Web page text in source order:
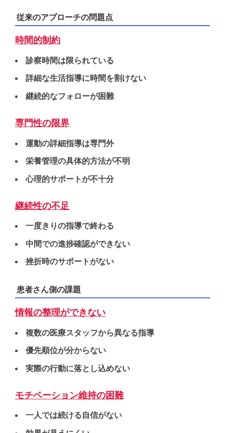
従来のアプローチの問題点
時間的制約
診察時間は限られている
詳細な生活指導に時間を割けない
継続的なフォローが困難
専門性の限界
運動の詳細指導は専門外
栄養管理の具体的方法が不明
心理的サポートが不十分
継続性の不足
一度きりの指導で終わる
中間での進捗確認ができない
挫折時のサポートがない
患者さん側の課題
情報の整理ができない
複数の医療スタッフから異なる指導
優先順位が分からない
実際の行動に落とし込めない
モチベーション維持の困難
一人では続ける自信がない